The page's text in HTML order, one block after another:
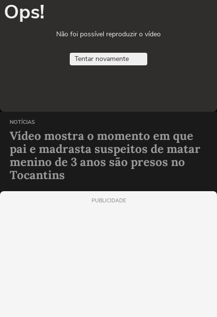
Ops!
Não foi possível reproduzir o vídeo
Tentar novamente
NOTÍCIAS
Vídeo mostra o momento em que
pai e madrasta suspeitos de matar
menino de 3 anos são presos no
Tocantins
PUBLICIDADE